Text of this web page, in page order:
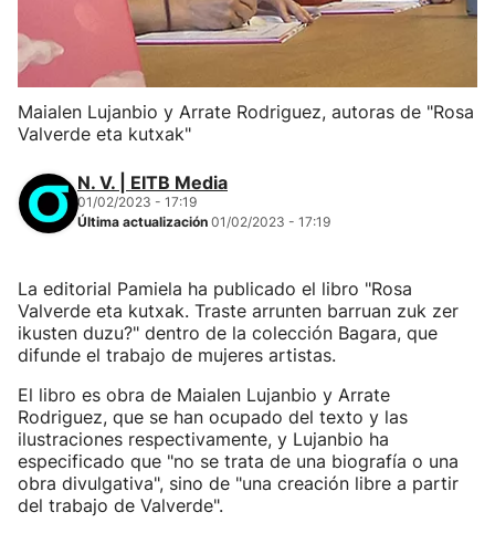
Maialen Lujanbio y Arrate Rodriguez, autoras de "Rosa
Valverde eta kutxak"
N. V. | EITB Media
01/02/2023 - 17:19
Última actualización 01/02/2023 - 17:19
La editorial Pamiela ha publicado el libro "Rosa
Valverde eta kutxak. Traste arrunten barruan zuk zer
ikusten duzu?" dentro de la colección Bagara, que
difunde el trabajo de mujeres artistas.
El libro es obra de Maialen Lujanbio y Arrate
Rodriguez, que se han ocupado del texto y las
ilustraciones respectivamente, y Lujanbio ha
especificado que "no se trata de una biografía o una
obra divulgativa", sino de "una creación libre a partir
del trabajo de Valverde".